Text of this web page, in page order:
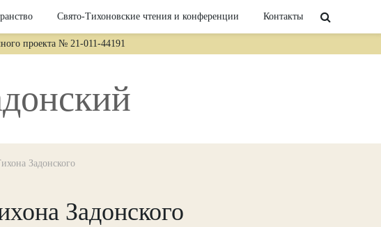
Свято-Тихоновские чтения и конференции Контакты
проекта № 21-011-44191
Задонского
Задонского